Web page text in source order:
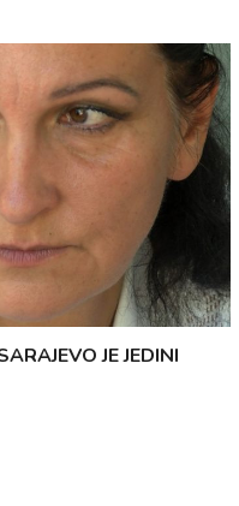
JE JEDINI